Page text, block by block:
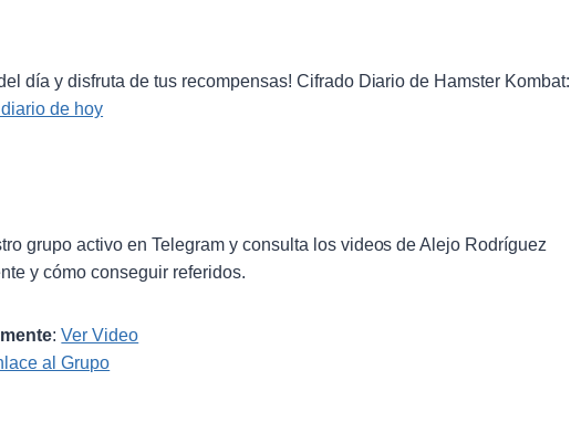
día y disfruta de tus recompensas! Cifrado Diario de Hamster Kombat:
de hoy
grupo activo en Telegram y consulta los videos de Alejo Rodríguez
y cómo conseguir referidos.
:Ver Video
al Grupo